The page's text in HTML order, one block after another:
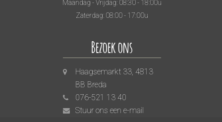
Maandag - Vrijdag: 08:30 - 18:00u
Zaterdag: 08:00 - 17:00u
Bezoek ons
Haagsemarkt 33, 4813
BB Breda
076-521 13 40
Stuur ons een e-mail